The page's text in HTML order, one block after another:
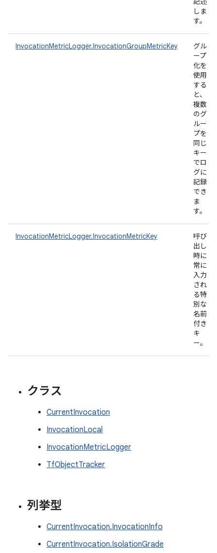
しま
す。
InvocationMetricLogger.InvocationGroupMetricKey
グル
ープ
化を
使用
する
と、
複数
のグ
ルー
プを
同じ
キー
でロ
グに
記録
でき
ま
す。
InvocationMetricLogger.InvocationMetricKey
呼び
出し
時に
常に
入力
され
る特
別な
名前
付き
キ
ー。
クラス
CurrentInvocation
InvocationLocal
InvocationMetricLogger
TfObjectTracker
列挙型
CurrentInvocation.InvocationInfo
CurrentInvocation.IsolationGrade